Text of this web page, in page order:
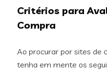
Critérios para
Compra
Ao procurar por sites de
tenha em mente os